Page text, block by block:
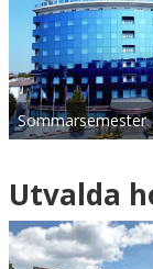
Sommarsemester
Utvalda